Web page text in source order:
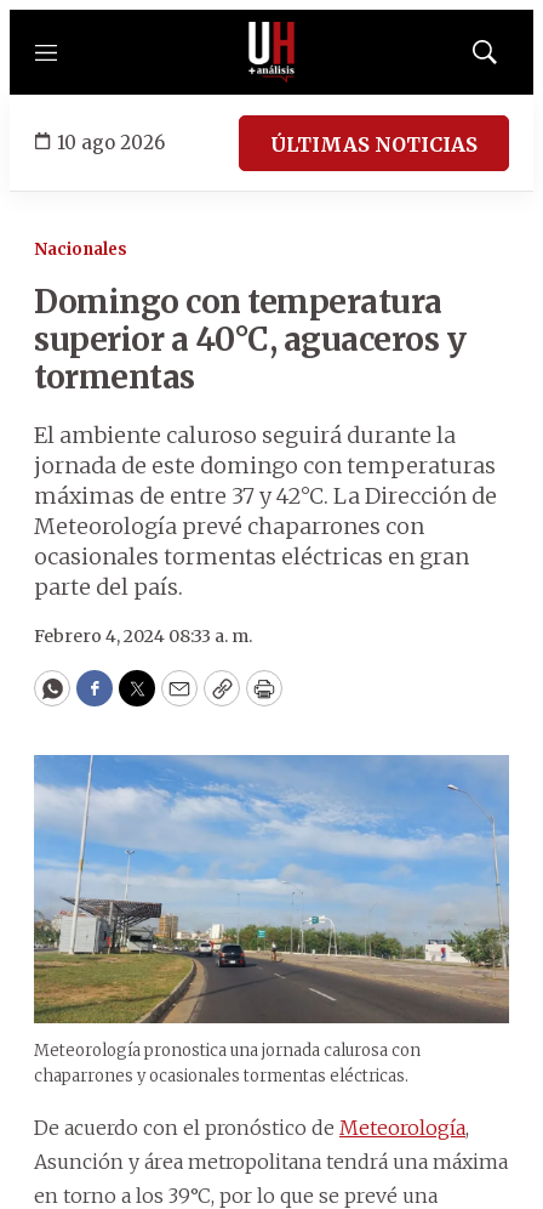
Menú
Mostrar
10 ago 2026 ÚLTIMAS NOTICIAS
Nacionales
Domingo con temperatura
superior a 40°C, aguaceros y
tormentas
El ambiente caluroso seguirá durante la
jornada de este domingo con temperaturas
máximas de entre 37 y 42°C. La Dirección de
Meteorología prevé chaparrones con
ocasionales tormentas eléctricas en gran
parte del país.
Febrero 4, 2024 08:33 a. m.
WhatsApp
Facebook
Twitter
EmailCopyPrint
Meteorología pronostica una jornada calurosa con
chaparrones y ocasionales tormentas eléctricas.
De acuerdo con el pronóstico de Meteorología,
Asunción y área metropolitana tendrá una máxima
en torno a los 39°C, por lo que se prevé una